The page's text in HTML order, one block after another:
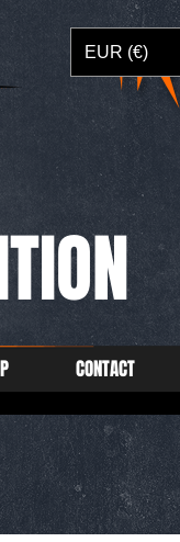
CONTACT
EUR (€)